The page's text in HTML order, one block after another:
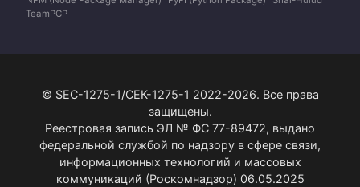
TeamPCP
© SEC-1275-1/СЕК-1275-1 2022-2026. Все права
защищены.
Реестровая запись ЭЛ № ФС 77-89472, выдано
федеральной службой по надзору в сфере связи,
информационных технологий и массовых
коммуникаций (Роскомнадзор) 06.05.2025